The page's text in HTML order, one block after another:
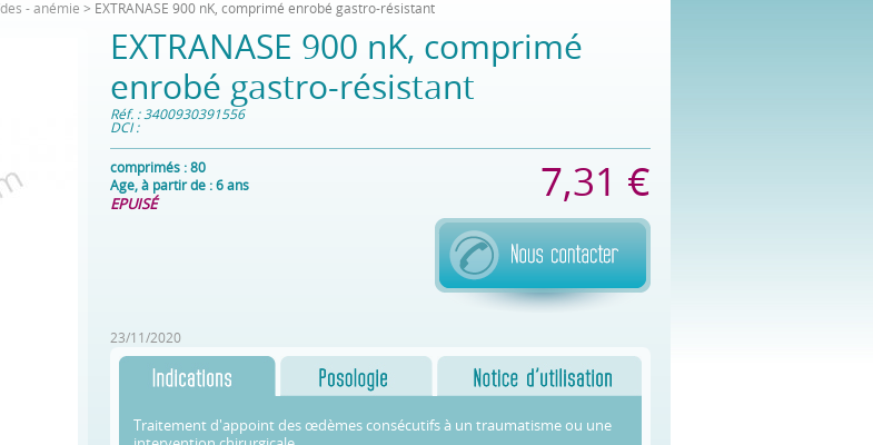
- anémie > EXTRANASE 900 nK, comprimé enrobé gastro-résistant
EXTRANASE 900 nK, comprimé
enrobé gastro-résistant
Réf. : 3400930391556
DCI :
comprimés : 80
Age, à partir de : 6 ans
EPUISÉ 7,31 €
23/11/2020
Traitement d'appoint des œdèmes consécutifs à un traumatisme ou une